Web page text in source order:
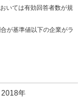
いては有効回答者数が規
が基準値以下の企業がラ
2018年